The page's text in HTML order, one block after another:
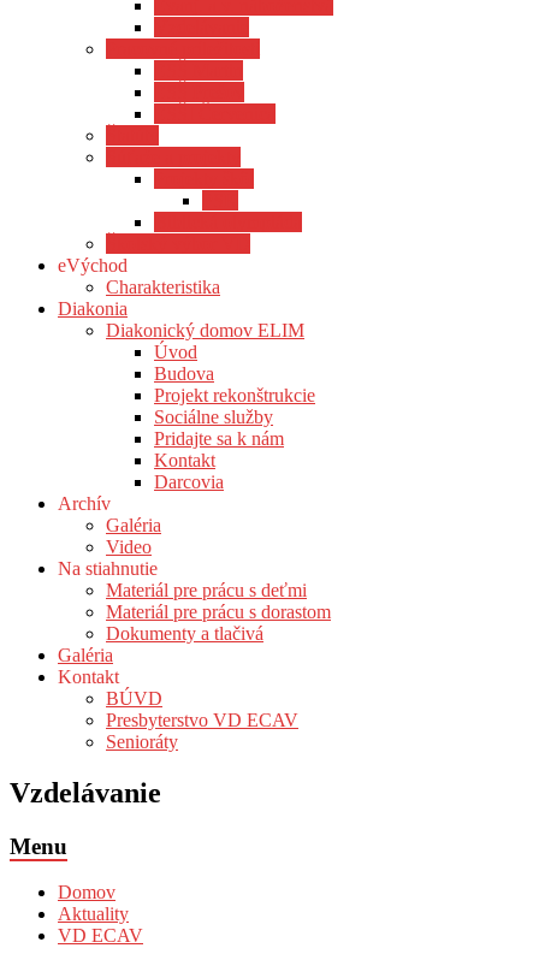
eVýchod
Charakteristika
Diakonia
Diakonický domov ELIM
Úvod
Budova
Projekt rekonštrukcie
Sociálne služby
Pridajte sa k nám
Kontakt
Darcovia
Archív
Galéria
Video
Na stiahnutie
Materiál pre prácu s deťmi
Materiál pre prácu s dorastom
Dokumenty a tlačivá
Galéria
Kontakt
BÚVD
Presbyterstvo VD ECAV
Senioráty
Vzdelávanie
Menu
Domov
Aktuality
VD ECAV